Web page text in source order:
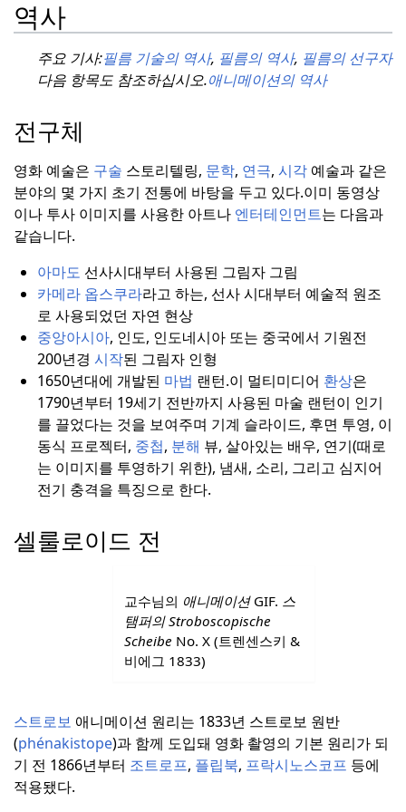
역사
주요 기사:필름 기술의 역사, 필름의 역사, 필름의 선구자
다음 항목도 참조하십시오.애니메이션의 역사
전구체
영화 예술은 구술 스토리텔링, 문학, 연극, 시각 예술과 같은
분야의 몇 가지 초기 전통에 바탕을 두고 있다.이미 동영상
이나 투사 이미지를 사용한 아트나 엔터테인먼트는 다음과
같습니다.
아마도 선사시대부터 사용된 그림자 그림
카메라 옵스쿠라라고 하는, 선사 시대부터 예술적 원조
로 사용되었던 자연 현상
중앙아시아, 인도, 인도네시아 또는 중국에서 기원전
200년경 시작된 그림자 인형
1650년대에 개발된 마법 랜턴.이 멀티미디어 환상은
1790년부터 19세기 전반까지 사용된 마술 랜턴이 인기
를 끌었다는 것을 보여주며 기계 슬라이드, 후면 투영, 이
동식 프로젝터, 중첩, 분해 뷰, 살아있는 배우, 연기(때로
는 이미지를 투영하기 위한), 냄새, 소리, 그리고 심지어
전기 충격을 특징으로 한다.
셀룰로이드 전
교수님의 애니메이션GIF. 스
탬퍼의 Stroboscopische
Scheibe No. X (트렌센스키 &
비에그 1833)
스트로보 애니메이션 원리는 1833년 스트로보 원반
(phénakistope)과 함께 도입돼 영화 촬영의 기본 원리가 되
기 전 1866년부터 조트로프, 플립북, 프락시노스코프 등에
적용됐다.